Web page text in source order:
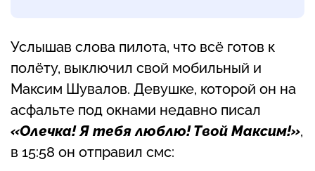
Услышав слова пилота, что всё готов к
полёту, выключил свой мобильный и
Максим Шувалов. Девушке, которой он на
асфальте под окнами недавно писал
«Олечка! Я тебя люблю! Твой Максим!»,
в 15:58 он отправил смс: